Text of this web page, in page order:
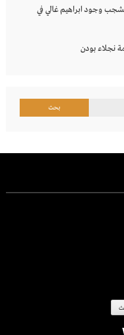
وجود ابراهيم غالي في
نجلاء بودن